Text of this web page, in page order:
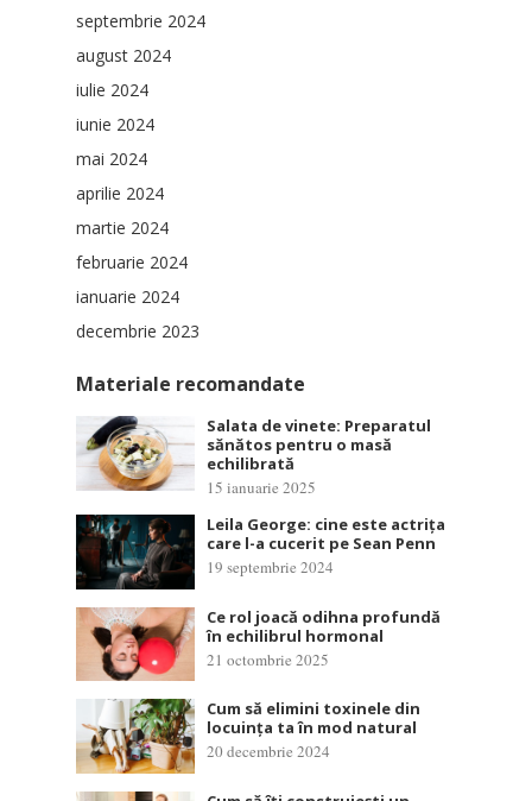
septembrie 2024
august 2024
iulie 2024
iunie 2024
mai 2024
aprilie 2024
martie 2024
februarie 2024
ianuarie 2024
decembrie 2023
Materiale recomandate
Salata de vinete: Preparatul
sănătos pentru o masă
echilibrată
15 ianuarie 2025
Leila George: cine este actrița
care l-a cucerit pe Sean Penn
19 septembrie 2024
Ce rol joacă odihna profundă
în echilibrul hormonal
21 octombrie 2025
Cum să elimini toxinele din
locuința ta în mod natural
20 decembrie 2024